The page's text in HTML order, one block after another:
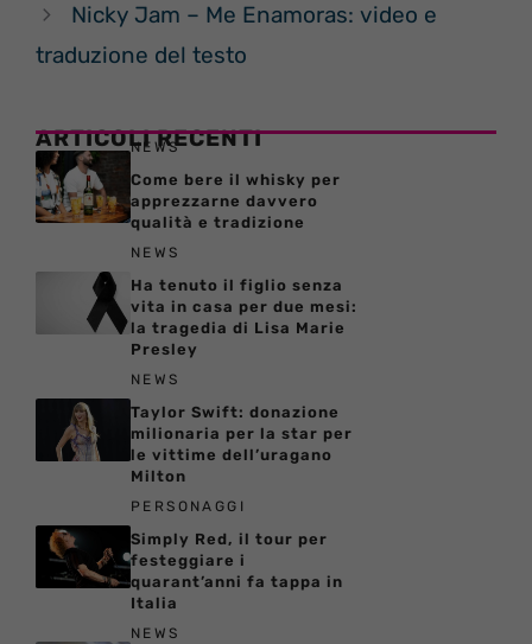
Nicky Jam – Me Enamoras: video e
traduzione del testo
ARTICOLI RECENTI
NEWS
Come bere il whisky per
apprezzarne davvero
qualità e tradizione
NEWS
Ha tenuto il figlio senza
vita in casa per due mesi:
la tragedia di Lisa Marie
Presley
NEWS
Taylor Swift: donazione
milionaria per la star per
le vittime dell’uragano
Milton
PERSONAGGI
Simply Red, il tour per
festeggiare i
quarant’anni fa tappa in
Italia
NEWS